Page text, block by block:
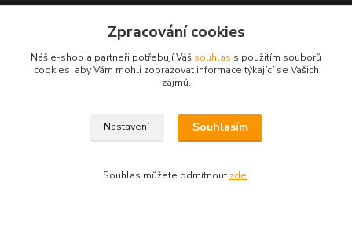
Kontakty
+420 608 942 360
Zpracování cookies
Náš e-shop a partneři potřebují Váš souhlas s použitím souborů
cookies, aby Vám mohli zobrazovat informace týkající se Vašich
zájmů.
Nastavení Souhlasím
Souhlas můžete odmítnout zde.